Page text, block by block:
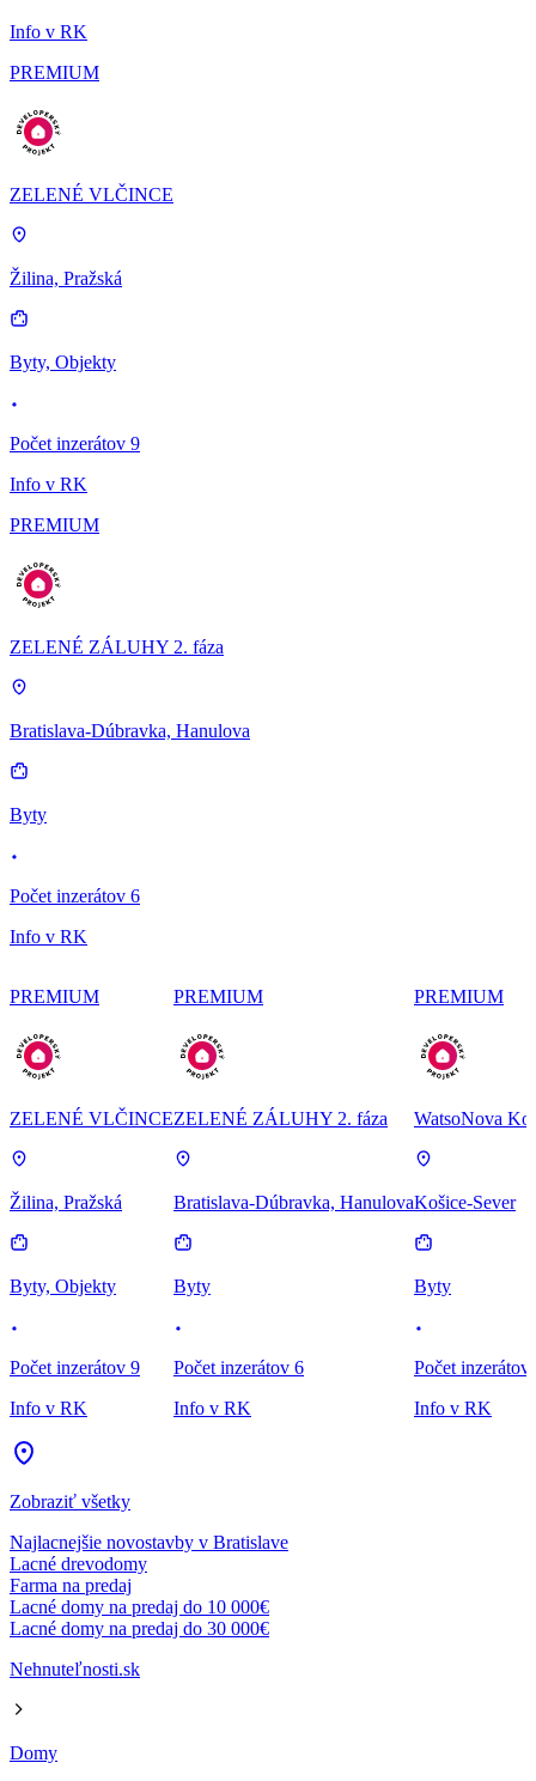
Info v RK
PREMIUM
ZELENÉ VLČINCE
Žilina, Pražská
Byty, Objekty
Počet inzerátov 9
Info v RK
PREMIUM
ZELENÉ ZÁLUHY 2. fáza
Bratislava-Dúbravka, Hanulova
Byty
Počet inzerátov 6
Info v RK
PREMIUM
ZELENÉ VLČINCE
Žilina, Pražská
Byty, Objekty
Počet inzerátov 9
Info v RK
PREMIUM
ZELENÉ ZÁLUHY 2. fáza
Bratislava-Dúbravka, Hanulova
Byty
Počet inzerátov 6
Info v RK
PREMIUM
WatsoNova
Košice-Sever
Byty
Počet inzerátov
Info v RK
Zobraziť všetky
Najlacnejšie novostavby v Bratislave
Lacné drevodomy
Farma na predaj
Lacné domy na predaj do 10 000€
Lacné domy na predaj do 30 000€
Nehnuteľnosti.sk
Domy